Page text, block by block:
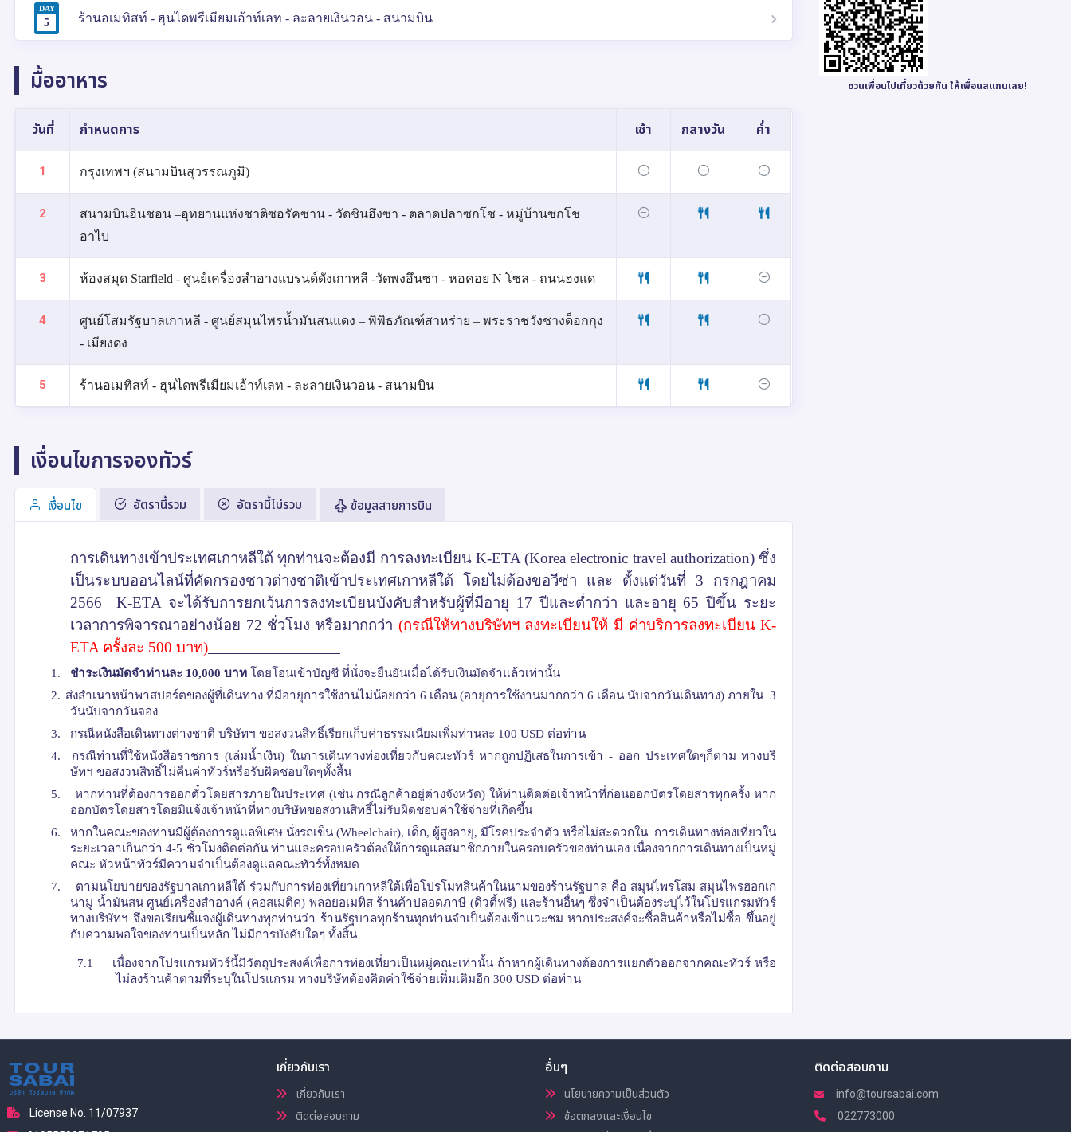
DAY
5 ร้านอเมทิสท์ - ฮุนไดพรีเมียมเอ้าท์เลท - ละลายเงินวอน - สนามบิน
มื้ออาหาร
วันที่ กำหนดการ เช้า กลางวัน ค่ำ
1 กรุงเทพฯ (สนามบินสุวรรณภูมิ)
2
สนามบินอินชอน –อุทยานแห่งชาติซอรัคซาน - วัดชินฮึงซา - ตลาดปลาซกโช - หมู่บ้านซกโช
อาไบ
3 ห้องสมุด Starfield - ศูนย์เครื่องสำอางแบรนด์ดังเกาหลี -วัดพงอึนซา - หอคอย N โซล - ถนนฮงแด
4
ศูนย์โสมรัฐบาลเกาหลี - ศูนย์สมุนไพรน้ำมันสนแดง – พิพิธภัณฑ์สาหร่าย – พระราชวังชางด็อกกุง
- เมียงดง
5 ร้านอเมทิสท์ - ฮุนไดพรีเมียมเอ้าท์เลท - ละลายเงินวอน - สนามบิน
เงื่อนไขการจองทัวร์
เงื่อนไข อัตรานี้รวม อัตรานี้ไม่รวม ข้อมูลสายการบิน
การเดินทางเข้าประเทศเกาหลีใต้ ทุกท่านจะต้องมี การลงทะเบียน K-ETA (Korea electronic travel authorization)ซึ่ง
เป็นระบบออนไลน์ที่คัดกรองชาวต่างชาติเข้าประเทศเกาหลีใต้ โดยไม่ต้องขอวีซ่า และ ตั้งแต่วันที่ 3 กรกฎาคม
2566 K-ETA จะได้รับการยกเว้นการลงทะเบียนบังคับสำหรับผู้ที่มีอายุ 17 ปีและต่ำกว่า และอายุ65ปีขึ้น ระยะ
เวลาการพิจารณาอย่างน้อย 72 ชั่วโมง หรือมากกว่า (กรณีให้ทางบริษัทฯ ลงทะเบียนให้ มี ค่าบริการลงทะเบียนK-
ETA ครั้งละ 500 บาท)
1. ชำระเงินมัดจำท่านละ 10,000 บาท โดยโอนเข้าบัญชี ที่นั่งจะยืนยันเมื่อได้รับเงินมัดจำแล้วเท่านั้น
2. ส่งสำเนาหน้าพาสปอร์ตของผู้ที่เดินทาง ที่มีอายุการใช้งานไม่น้อยกว่า 6 เดือน (อายุการใช้งานมากกว่า 6 เดือน นับจากวันเดินทาง) ภายใน 3
วันนับจากวันจอง
3.
กรณีหนังสือเดินทางต่างชาติ บริษัทฯ ขอสงวนสิทธิ์เรียกเก็บค่าธรรมเนียมเพิ่มท่านละ 100 USD ต่อท่าน
4.
กรณีท่านที่ใช้หนังสือราชการ (เล่มน้ำเงิน) ในการเดินทางท่องเที่ยวกับคณะทัวร์ หากถูกปฏิเสธในการเข้า - ออก ประเทศใดๆก็ตาม ทางบริ
ษัทฯ ขอสงวนสิทธิ์ไม่คืนค่าทัวร์หรือรับผิดชอบใดๆทั้งสิ้น
5.
หากท่านที่ต้องการออกตั๋วโดยสารภายในประเทศ (เช่น กรณีลูกค้าอยู่ต่างจังหวัด) ให้ท่านติดต่อเจ้าหน้าที่ก่อนออกบัตรโดยสารทุกครั้ง หาก
ออกบัตรโดยสารโดยมิแจ้งเจ้าหน้าที่ทางบริษัทขอสงวนสิทธิ์ไม่รับผิดชอบค่าใช้จ่ายที่เกิดขึ้น
6.
หากในคณะของท่านมีผู้ต้องการดูแลพิเศษ นั่งรถเข็น (Wheelchair), เด็ก, ผู้สูงอายุ, มีโรคประจำตัว หรือไม่สะดวกใน การเดินทางท่องเที่ยวใน
ระยะเวลาเกินกว่า 4-5 ชั่วโมงติดต่อกัน ท่านและครอบครัวต้องให้การดูแลสมาชิกภายในครอบครัวของท่านเอง เนื่องจากการเดินทางเป็นหมู่
คณะ หัวหน้าทัวร์มีความจำเป็นต้องดูแลคณะทัวร์ทั้งหมด
7.
ตามนโยบายของรัฐบาลเกาหลีใต้ ร่วมกับการท่องเที่ยวเกาหลีใต้เพื่อโปรโมทสินค้าในนามของร้านรัฐบาล คือ สมุนไพรโสม สมุนไพรฮอกเก
นามู น้ำมันสน ศูนย์เครื่องสำอางค์ (คอสเมติค) พลอยอเมทิส ร้านค้าปลอดภาษี (ดิวตี้ฟรี) และร้านอื่นๆ ซึ่งจำเป็นต้องระบุไว้ในโปรแกรมทัวร์
ทางบริษัทฯ จึงขอเรียนชี้แจงผู้เดินทางทุกท่านว่า ร้านรัฐบาลทุกร้านทุกท่านจำเป็นต้องเข้าแวะชม หากประสงค์จะซื้อสินค้าหรือไม่ซื้อ ขึ้นอยู่
กับความพอใจของท่านเป็นหลัก ไม่มีการบังคับใดๆ ทั้งสิ้น
7.1
เนื่องจากโปรแกรมทัวร์นี้มีวัตถุประสงค์เพื่อการท่องเที่ยวเป็นหมู่คณะเท่านั้น ถ้าหากผู้เดินทางต้องการแยกตัวออกจากคณะทัวร์ หรือ
ไม่ลงร้านค้าตามที่ระบุในโปรแกรม ทางบริษัทต้องคิดค่าใช้จ่ายเพิ่มเติมอีก 300 USD ต่อท่าน
ชวนเพื่อนไปเที่ยวด้วยกัน ให้เพื่อนสแกนเลย!
License No. 11/07937
เกี่ยวกับเรา
เกี่ยวกับเรา
ติดต่อสอบถาม
อื่นๆ
นโยบายความเป็นส่วนตัว
ข้อตกลงและเงื่อนไข
ติดต่อสอบถาม
info@toursabai.com
022773000